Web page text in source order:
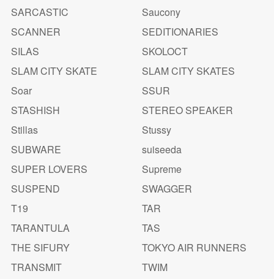
SARCASTIC
Saucony
SCANNER
SEDITIONARIES
SILAS
SKOLOCT
SLAM CITY SKATE
SLAM CITY SKATES
Soar
SSUR
STASHISH
STEREO SPEAKER
Stillas
Stussy
SUBWARE
suiseeda
SUPER LOVERS
Supreme
SUSPEND
SWAGGER
T19
TAR
TARANTULA
TAS
THE SIFURY
TOKYO AIR RUNNERS
TRANSMIT
TWIM